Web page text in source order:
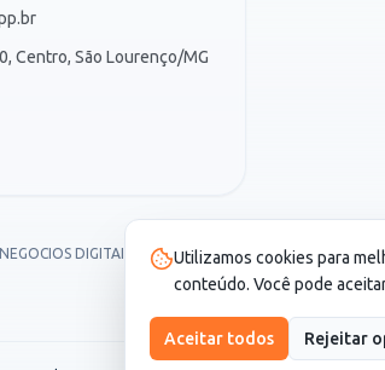
Centro, São Lourenço/MG
DIGITAIS LTDA, CNPJ 30.987.115/0001-82.
Utilizamos cookies para
conteúdo. Você pode
Aceitar todos Rejeitar